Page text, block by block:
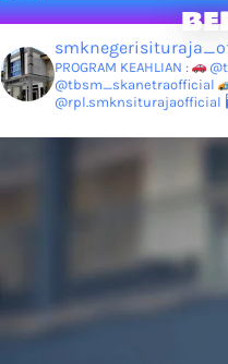
PROGRAM KEAHLIAN :
@tbsm_skanetraofficial
@rpl.smknsiturajaofficial